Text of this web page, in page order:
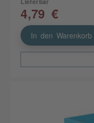
Lieferbar
4,79 €
In den Warenkorb